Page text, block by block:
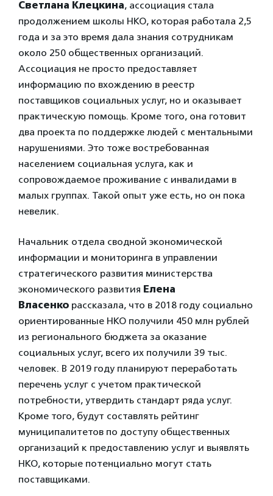
Светлана Клецкина, ассоциация стала
продолжением школы НКО, которая работала 2,5
года и за это время дала знания сотрудникам
около 250 общественных организаций.
Ассоциация не просто предоставляет
информацию по вхождению в реестр
поставщиков социальных услуг, но и оказывает
практическую помощь. Кроме того, она готовит
два проекта по поддержке людей с ментальными
нарушениями. Это тоже востребованная
населением социальная услуга, как и
сопровождаемое проживание с инвалидами в
малых группах. Такой опыт уже есть, но он пока
невелик.
Начальник отдела сводной экономической
информации и мониторинга в управлении
стратегического развития министерства
экономического развития Елена
Власенко рассказала, что в 2018 году социально
ориентированные НКО получили 450 млн рублей
из регионального бюджета за оказание
социальных услуг, всего их получили 39 тыс.
человек. В 2019 году планируют переработать
перечень услуг с учетом практической
потребности, утвердить стандарт ряда услуг.
Кроме того, будут составлять рейтинг
муниципалитетов по доступу общественных
организаций к предоставлению услуг и выявлять
НКО, которые потенциально могут стать
поставщиками.